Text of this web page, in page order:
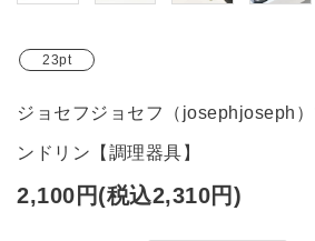
23pt
ジョセフジョセフ（josephjoseph
ンドリン【調理器具】
2,100円(税込2,310円)